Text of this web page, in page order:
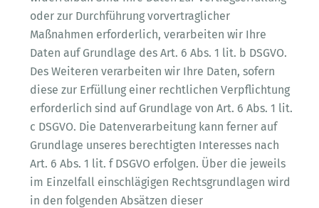
oder zur Durchführung vorvertraglicher
Maßnahmen erforderlich, verarbeiten wir Ihre
Daten auf Grundlage des Art. 6 Abs. 1 lit. b DSGVO.
Des Weiteren verarbeiten wir Ihre Daten, sofern
diese zur Erfüllung einer rechtlichen Verpflichtung
erforderlich sind auf Grundlage von Art. 6 Abs. 1 lit.
c DSGVO. Die Datenverarbeitung kann ferner auf
Grundlage unseres berechtigten Interesses nach
Art. 6 Abs. 1 lit. f DSGVO erfolgen. Über die jeweils
im Einzelfall einschlägigen Rechtsgrundlagen wird
in den folgenden Absätzen dieser